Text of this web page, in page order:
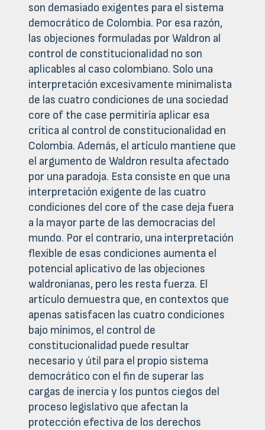
son demasiado exigentes para el sistema
democrático de Colombia. Por esa razón,
las objeciones formuladas por Waldron al
control de constitucionalidad no son
aplicables al caso colombiano. Solo una
interpretación excesivamente minimalista
de las cuatro condiciones de una sociedad
core of the case permitiría aplicar esa
crítica al control de constitucionalidad en
Colombia. Además, el artículo mantiene que
el argumento de Waldron resulta afectado
por una paradoja. Esta consiste en que una
interpretación exigente de las cuatro
condiciones del core of the case deja fuera
a la mayor parte de las democracias del
mundo. Por el contrario, una interpretación
flexible de esas condiciones aumenta el
potencial aplicativo de las objeciones
waldronianas, pero les resta fuerza. El
artículo demuestra que, en contextos que
apenas satisfacen las cuatro condiciones
bajo mínimos, el control de
constitucionalidad puede resultar
necesario y útil para el propio sistema
democrático con el fin de superar las
cargas de inercia y los puntos ciegos del
proceso legislativo que afectan la
protección efectiva de los derechos